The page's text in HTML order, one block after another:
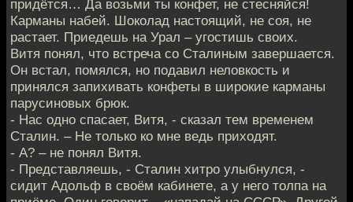
придётся… Да возьми ты конфет, не стесняйся!
Карманы набей. Шоколад настоящий, не соя, не
растает. Приедешь на Урал – угостишь своих.
Витя понял, что встреча со Сталиным завершается.
Он встал, помялся, но подавил неловкость и
принялся запихивать конфеты в широкие карманы
парусиновых брюк.
- Нас одно спасает, Витя, - сказал тем временем
Сталин. – Не только ко мне ведь приходят.
- А? – не понял Витя.
- Представляешь, - Сталин хитро улыбнулся, -
сидит Адольф в своём кабинете, а у него толпа на